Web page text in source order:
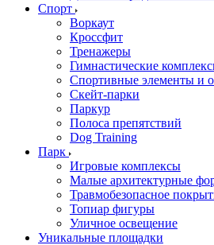
Спорт
Воркаут
Кроссфит
Тренажеры
Гимнастические
Спортивные элементы и
Скейт-парки
Паркур
Полоса препятствий
Dog Training
Парк
Игровые комплексы
Малые архитектурные
Травмобезопасное
Топиар фигуры
Уличное освещение
Уникальные площадки